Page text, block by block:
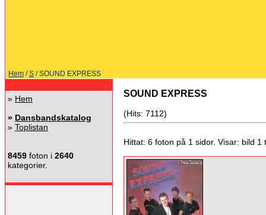
Hem /S / SOUND EXPRESS
» Hem
» Dansbandskatalog
» Toplistan
8459 foton i 2640
kategorier.
SOUND EXPRESS
(Hits: 7112)
Hittat: 6 foton på 1 sidor. Visar: bild 1